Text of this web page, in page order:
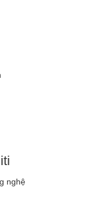
nghệ